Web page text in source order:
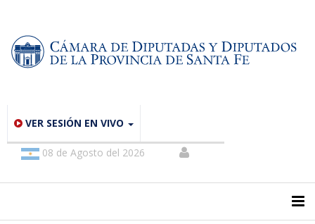
VER SESIÓN EN VIVO
08 de Agosto del 2026